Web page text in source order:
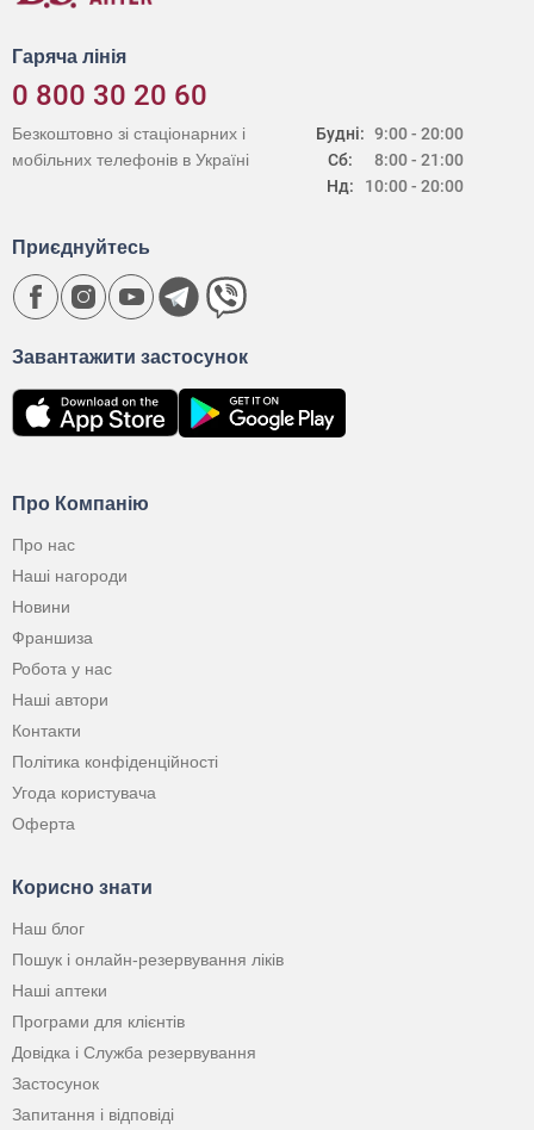
Гаряча лінія
0 800 30 20 60
Будні:
Сб:
Нд:
9:00 - 20:00
8:00 - 21:00
10:00 - 20:00
Безкоштовно зі стаціонарних і
мобільних телефонів в Україні
Про Компанію
Про нас
Наші нагороди
Новини
Франшиза
Робота у нас
Наші автори
Контакти
Політика конфіденційності
Угода користувача
Оферта
Корисно знати
Наш блог
Пошук і онлайн-резервування ліків
Наші аптеки
Програми для клієнтів
Довідка і Служба резервування
Застосунок
Запитання і відповіді
Завантажити застосунок
Приєднуйтесь